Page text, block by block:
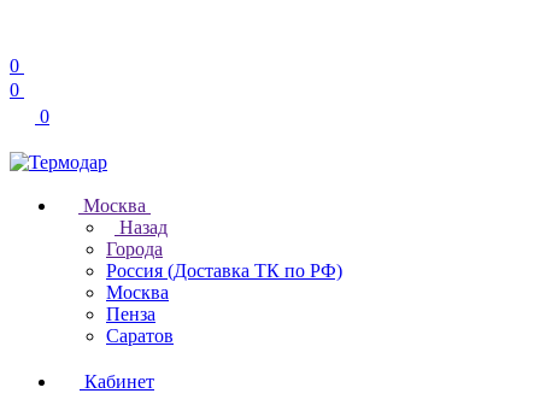
0
0
0
Москва
Назад
Города
Россия (Доставка ТК по РФ)
Москва
Пенза
Саратов
Кабинет